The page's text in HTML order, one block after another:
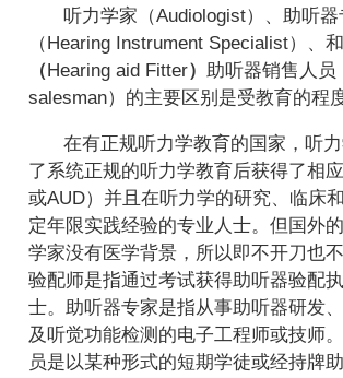
听力学家（Audiologist）、助听器
（Hearing Instrument Specialist）、和
（ Hearing aid Fitter） 助听器销售人员
salesman）的主要区别是受教育的程
在有正规听力学教育的国家，听
了系统正规的听力学教育后获得了相
或AUD）并且在听力学的研究、临床
定年限实践经验的专业人士。但国外
学家没有医学背景，所以即不开刀也
验配师是指通过考试获得助听器验配
士。助听器专家是指从事助听器研发
及听觉功能检测的电子工程师或技师
员是以某种形式的短期学徒或经持牌